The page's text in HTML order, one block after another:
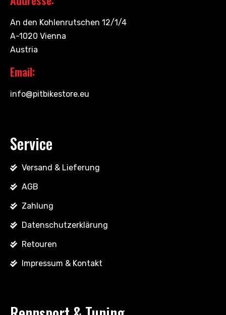
An den Kohlenrutschen 12/1/4
A-1020 Vienna
Austria
Email:
info@pitbikestore.eu
Service
Versand & Lieferung
AGB
Zahlung
Datenschutzerklärung
Retouren
Impressum & Kontakt